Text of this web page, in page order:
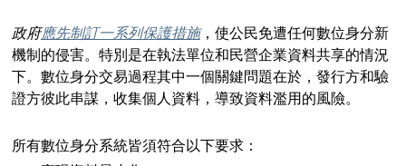
政府應先制訂一系列保護措施，使公民免遭任何數位身分新
機制的侵害。特別是在執法單位和民營企業資料共享的情況
下。數位身分交易過程其中一個關鍵問題在於，發行方和驗
證方彼此串謀，收集個人資料，導致資料濫用的風險。
所有數位身分系統皆須符合以下要求：